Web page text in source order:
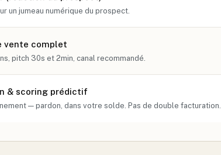
un jumeau numérique du prospect.
vente complet
pitch 30s et 2min, canal recommandé.
& scoring prédictif
— pardon, dans votre solde. Pas de double facturation.